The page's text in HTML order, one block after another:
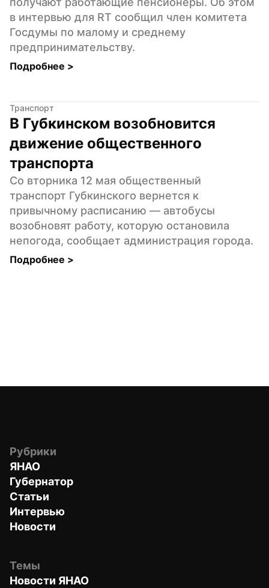
в интервью для RT сообщил член комитета
Госдумы по малому и среднему
предпринимательству.
Подробнее >
Транспорт
В Губкинском возобновится
движение общественного
транспорта
Со вторника 12 мая общественный
транспорт Губкинского вернется к
привычному расписанию — автобусы
возобновят работу, которую остановила
непогода, сообщает администрация города.
Подробнее >
Рубрики
ЯНАО
Губернатор
Статьи
Интервью
Новости
Темы
Новости ЯНАО